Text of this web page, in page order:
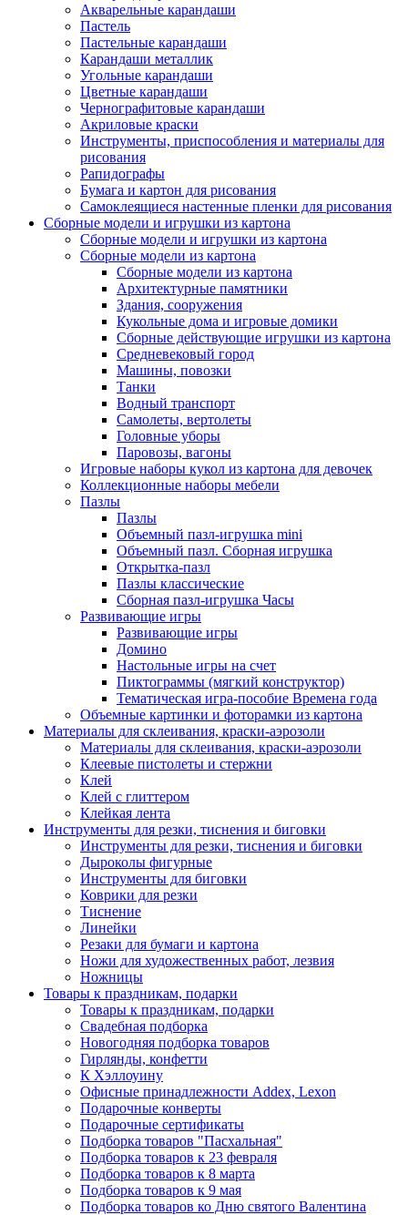
Акварельные карандаши
Пастель
Пастельные карандаши
Карандаши металлик
Угольные карандаши
Цветные карандаши
Чернографитовые карандаши
Акриловые краски
Инструменты, приспособления и материалы для
рисования
Рапидографы
Бумага и картон для рисования
Самоклеящиеся настенные пленки для рисования
Сборные модели и игрушки из картона
Сборные модели и игрушки из картона
Сборные модели из картона
Сборные модели из картона
Архитектурные памятники
Здания, сооружения
Кукольные дома и игровые домики
Сборные действующие игрушки из картона
Средневековый город
Машины, повозки
Танки
Водный транспорт
Самолеты, вертолеты
Головные уборы
Паровозы, вагоны
Игровые наборы кукол из картона для девочек
Коллекционные наборы мебели
Пазлы
Пазлы
Объемный пазл-игрушка mini
Объемный пазл. Сборная игрушка
Открытка-пазл
Пазлы классические
Сборная пазл-игрушка Часы
Развивающие игры
Развивающие игры
Домино
Настольные игры на счет
Пиктограммы (мягкий конструктор)
Тематическая игра-пособие Времена года
Объемные картинки и фоторамки из картона
Материалы для склеивания, краски-аэрозоли
Материалы для склеивания, краски-аэрозоли
Клеевые пистолеты и стержни
Клей
Клей с глиттером
Клейкая лента
Инструменты для резки, тиснения и биговки
Инструменты для резки, тиснения и биговки
Дыроколы фигурные
Инструменты для биговки
Коврики для резки
Тиснение
Линейки
Резаки для бумаги и картона
Ножи для художественных работ, лезвия
Ножницы
Товары к праздникам, подарки
Товары к праздникам, подарки
Свадебная подборка
Новогодняя подборка товаров
Гирлянды, конфетти
К Хэллоуину
Офисные принадлежности Addex, Lexon
Подарочные конверты
Подарочные сертификаты
Подборка товаров "Пасхальная"
Подборка товаров к 23 февраля
Подборка товаров к 8 марта
Подборка товаров к 9 мая
Подборка товаров ко Дню святого Валентина